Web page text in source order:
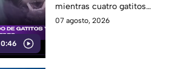
0:46
mientras cuatro gatitos
descansaban abrazados y
07 agosto, 2026